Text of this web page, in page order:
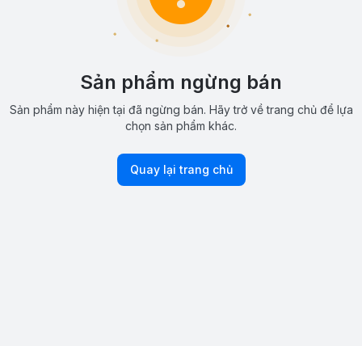
Sản phẩm ngừng bán
Sản phẩm này hiện tại đã ngừng bán. Hãy trở về trang chủ để lựa
chọn sản phẩm khác.
Quay lại trang chủ